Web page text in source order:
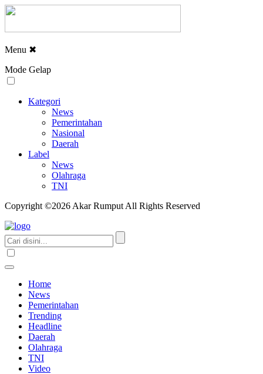
Menu ✖
Mode Gelap
Kategori
News
Pemerintahan
Nasional
Daerah
Label
News
Olahraga
TNI
Copyright ©2026 Akar Rumput All Rights Reserved
Home
News
Pemerintahan
Trending
Headline
Daerah
Olahraga
TNI
Video